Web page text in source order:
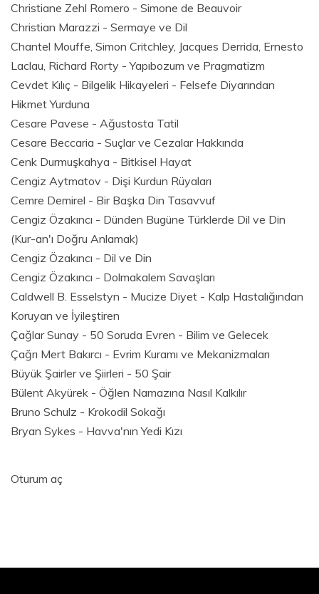
Christiane Zehl Romero - Simone de Beauvoir
Christian Marazzi - Sermaye ve Dil
Chantel Mouffe, Simon Critchley, Jacques Derrida, Ernesto
Laclau, Richard Rorty - Yapıbozum ve Pragmatizm
Cevdet Kılıç - Bilgelik Hikayeleri - Felsefe Diyarından
Hikmet Yurduna
Cesare Pavese - Ağustosta Tatil
Cesare Beccaria - Suçlar ve Cezalar Hakkında
Cenk Durmuşkahya - Bitkisel Hayat
Cengiz Aytmatov - Dişi Kurdun Rüyaları
Cemre Demirel - Bir Başka Din Tasavvuf
Cengiz Özakıncı - Dünden Bugüne Türklerde Dil ve Din
(Kur-an'ı Doğru Anlamak)
Cengiz Özakıncı - Dil ve Din
Cengiz Özakıncı - Dolmakalem Savaşları
Caldwell B. Esselstyn - Mucize Diyet - Kalp Hastalığından
Koruyan ve İyileştiren
Çağlar Sunay - 50 Soruda Evren - Bilim ve Gelecek
Çağrı Mert Bakırcı - Evrim Kuramı ve Mekanizmaları
Büyük Şairler ve Şiirleri - 50 Şair
Bülent Akyürek - Öğlen Namazına Nasıl Kalkılır
Bruno Schulz - Krokodil Sokağı
Bryan Sykes - Havva'nın Yedi Kızı
Oturum aç